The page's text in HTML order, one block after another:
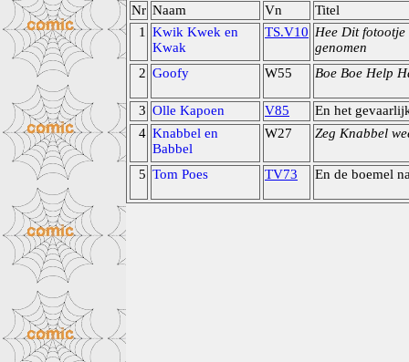
Nr Naam Vn
Titel
1
Kwik Kwek en
Kwak
TS.V10 Hee Dit
genomen
2 Goofy W55 Boe Boe Help
3 Olle Kapoen V85
En het
4 Knabbel en
Babbel
W27 Zeg Knabbel
5 Tom Poes TV73 En de boemel